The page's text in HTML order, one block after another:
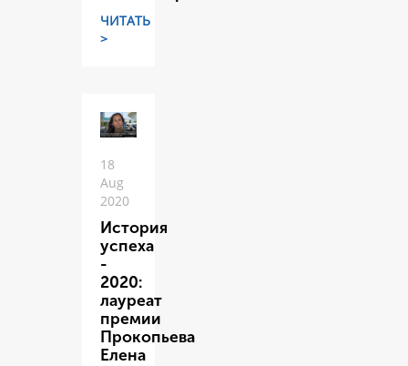
ЧИТАТЬ
>
18
Aug
2020
История
успеха
-
2020:
лауреат
премии
Прокопьева
Елена